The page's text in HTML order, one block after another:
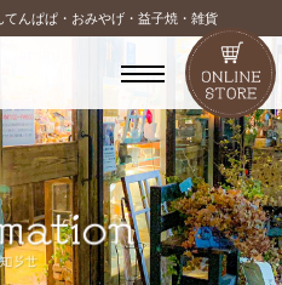
んぱぱ・おみやげ・益子焼・雑貨